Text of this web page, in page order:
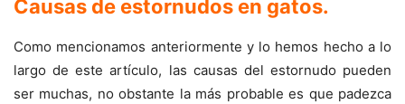
Causas de estornudos en gatos.
Como mencionamos anteriormente y lo hemos hecho a lo
largo de este artículo, las causas del estornudo pueden
ser muchas, no obstante la más probable es que padezca